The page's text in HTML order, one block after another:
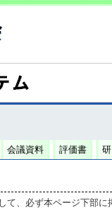
会議資料 評価書
て、必ず本ページ下部に